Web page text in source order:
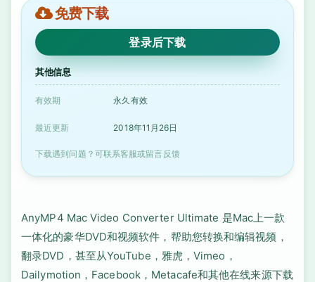
免费下载
登录后下载
其他信息
有效期 永久有效
最近更新 2018年11月26日
下载遇到问题？可联系客服或留言反馈
AnyMP4 Mac Video Converter Ultimate 是Mac上一款
一体化的豪华DVD和视频软件，帮助您转换和编辑视频，
翻录DVD，甚至从YouTube，雅虎，Vimeo，
Dailymotion，Facebook，Metacafe和其他在线来源下载